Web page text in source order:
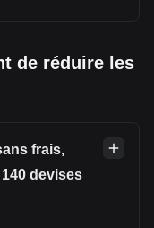
de réduire les
frais,
devises